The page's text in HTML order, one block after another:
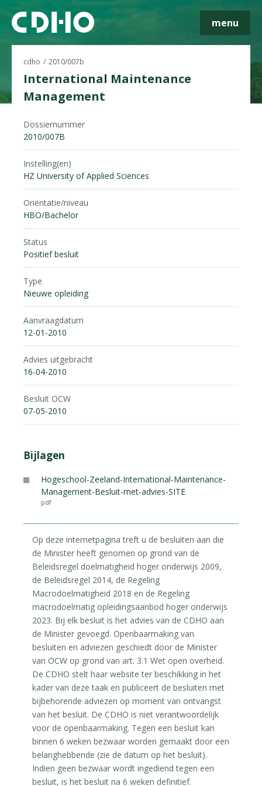
menu
cdho 2010/007b
International Maintenance
Management
Dossiernummer
2010/007B
Instelling(en)
HZ University of Applied Sciences
Oriëntatie/niveau
HBO/Bachelor
Status
Positief besluit
Type
Nieuwe opleiding
Aanvraagdatum
12-01-2010
Advies uitgebracht
16-04-2010
Besluit OCW
07-05-2010
Bijlagen
Hogeschool-Zeeland-International-Maintenance-
Management-Besluit-met-advies-SITE
pdf
Op deze internetpagina treft u de besluiten aan die
de Minister heeft genomen op grond van de
Beleidsregel doelmatigheid hoger onderwijs 2009,
de Beleidsregel 2014, de Regeling
Macrodoelmatigheid 2018 en de Regeling
macrodoelmatig opleidingsaanbod hoger onderwijs
2023. Bij elk besluit is het advies van de CDHO aan
de Minister gevoegd. Openbaarmaking van
besluiten en adviezen geschiedt door de Minister
van OCW op grond van art. 3.1 Wet open overheid.
De CDHO stelt haar website ter beschikking in het
kader van deze taak en publiceert de besluiten met
bijbehorende adviezen op moment van ontvangst
van het besluit. De CDHO is niet verantwoordelijk
voor de openbaarmaking. Tegen een besluit kan
binnen 6 weken bezwaar worden gemaakt door een
belanghebbende (zie de datum op het besluit).
Indien geen bezwaar wordt ingediend tegen een
besluit, is het besluit na 6 weken definitief.